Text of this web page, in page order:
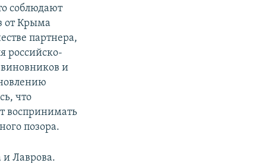
соблюдают
от Крыма
партнера,
российско-
и
что
воспринимать
позора.
Лаврова.